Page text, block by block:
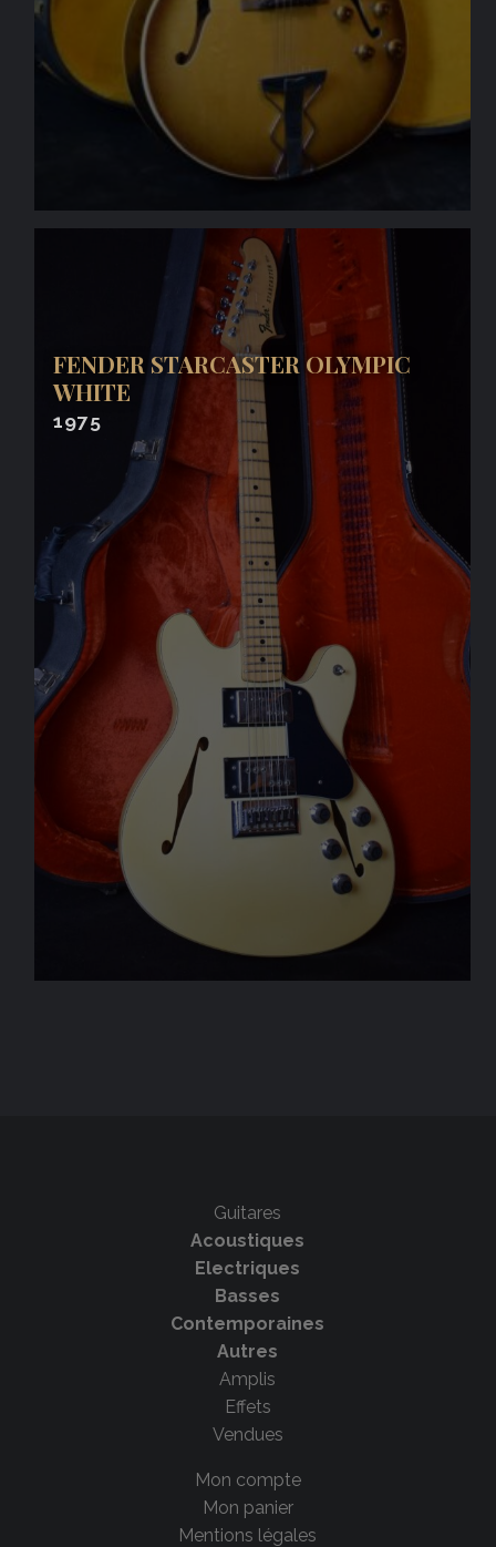
FENDER STARCASTER OLYMPIC
WHITE
1975
Guitares
Acoustiques
Electriques
Basses
Contemporaines
Autres
Amplis
Effets
Vendues
Mon compte
Mon panier
Mentions légales